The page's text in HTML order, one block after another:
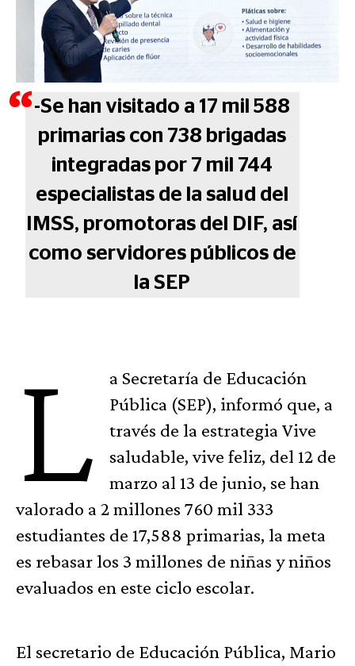
-Se han visitado a 17 mil 588
primarias con 738 brigadas
integradas por 7 mil 744
especialistas de la salud del
IMSS, promotoras del DIF, así
como servidores públicos de
la SEP
L
a Secretaría de Educación
Pública (SEP), informó que, a
través de la estrategia Vive
saludable, vive feliz, del 12 de
marzo al 13 de junio, se han
valorado a 2 millones 760 mil 333
estudiantes de 17,588 primarias, la meta
es rebasar los 3 millones de niñas y niños
evaluados en este ciclo escolar.
El secretario de Educación Pública, Mario